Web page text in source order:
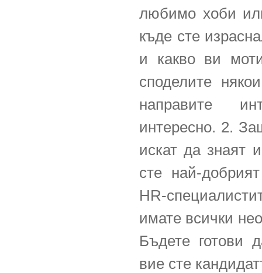
любимо хоби
къде сте
и какво ви
споделите
направите
интересно. 2.
искат да знаят
сте най-
HR-
имате всички
Бъдете готови
вие сте